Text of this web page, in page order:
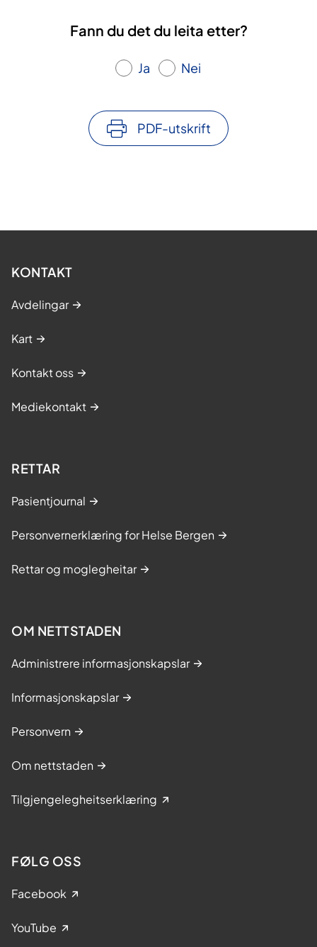
Fann du det du leita etter?
Ja Nei
PDF-utskrift
KONTAKT
Avdelingar
Kart
Kontakt oss
Mediekontakt
RETTAR
Pasientjournal
Personvernerklæring for Helse Bergen
Rettar og moglegheitar
OM NETTSTADEN
Administrere informasjonskapslar
Informasjonskapslar
Personvern
Om nettstaden
Tilgjengelegheitserklæring
FØLG OSS
Facebook
YouTube